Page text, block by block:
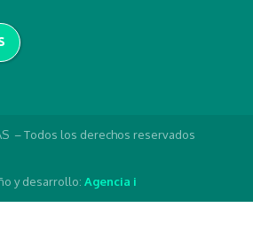
– Todos los derechos reservados
y desarrollo: Agencia i